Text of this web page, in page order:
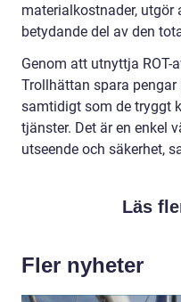
materialkostnader, utgör
betydande del av den
Genom att utnyttja ROT-
Trollhättan spara
samtidigt som de tryggt
tjänster. Det är en enkel
utseende och säkerhet,
Läs
Fler nyheter